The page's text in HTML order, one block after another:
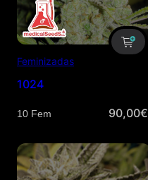
Feminizadas
1024
Cantidad 90,00€